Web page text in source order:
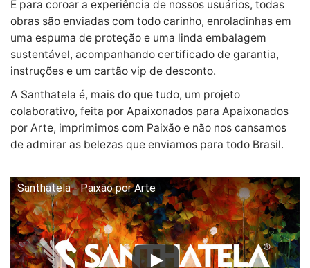
E para coroar a experiência de nossos usuários, todas
obras são enviadas com todo carinho, enroladinhas em
uma espuma de proteção e uma linda embalagem
sustentável, acompanhando certificado de garantia,
instruções e um cartão vip de desconto.
A Santhatela é, mais do que tudo, um projeto
colaborativo, feita por Apaixonados para Apaixonados
por Arte, imprimimos com Paixão e não nos cansamos
de admirar as belezas que enviamos para todo Brasil.
Santhatela - Paixão por Arte